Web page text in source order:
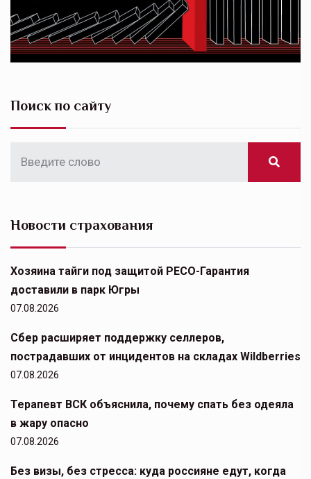
Поиск по сайту
Новости страхования
Хозяина тайги под защитой РЕСО-Гарантия
доставили в парк Югры
07.08.2026
Сбер расширяет поддержку селлеров,
пострадавших от инцидентов на складах Wildberries
07.08.2026
Терапевт ВСК объяснила, почему спать без одеяла
в жару опасно
07.08.2026
Без визы, без стресса: куда россияне едут, когда